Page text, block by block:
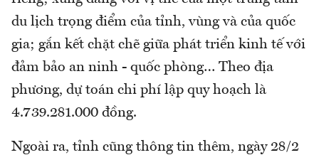
du lịch trọng điểm của tỉnh, vùng và của quốc
gia; gắn kết chặt chẽ giữa phát triển kinh tế với
đảm bảo an ninh - quốc phòng… Theo địa
phương, dự toán chi phí lập quy hoạch là
4.739.281.000 đồng.
Ngoài ra, tỉnh cũng thông tin thêm, ngày 28/2